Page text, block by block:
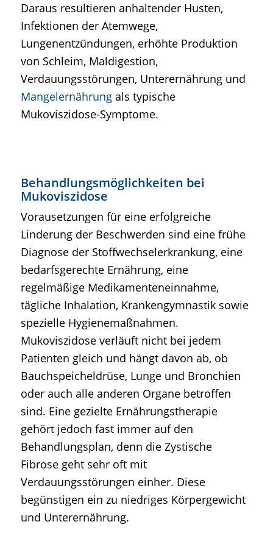
Daraus resultieren anhaltender Husten,
Infektionen der Atemwege,
Lungenentzündungen, erhöhte Produktion
von Schleim, Maldigestion,
Verdauungsstörungen, Unterernährung und
Mangelernährungals typische
Mukoviszidose-Symptome.
Behandlungsmöglichkeiten bei
Mukoviszidose
Vorausetzungen für eine erfolgreiche
Linderung der Beschwerden sind eine frühe
Diagnose der Stoffwechselerkrankung, eine
bedarfsgerechte Ernährung, eine
regelmäßige Medikamenteneinnahme,
tägliche Inhalation, Krankengymnastik sowie
spezielle Hygienemaßnahmen.
Mukoviszidose verläuft nicht bei jedem
Patienten gleich und hängt davon ab, ob
Bauchspeicheldrüse, Lunge und Bronchien
oder auch alle anderen Organe betroffen
sind. Eine gezielte Ernährungstherapie
gehört jedoch fast immer auf den
Behandlungsplan, denn die Zystische
Fibrose geht sehr oft mit
Verdauungsstörungen einher. Diese
begünstigen ein zu niedriges Körpergewicht
und Unterernährung.